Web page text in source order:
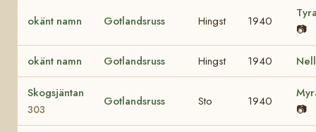
okänt namn Gotlandsruss Hingst 1940
📷
okänt namn Gotlandsruss Hingst 1940
Skogsjäntan
303
Gotlandsruss Sto 1940
📷